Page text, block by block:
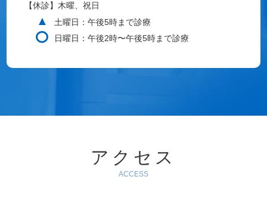
【休診】木曜、祝日
▲
土曜日：午後5時まで診療
日曜日：午後2時〜午後5時まで診療
アクセス
ACCESS